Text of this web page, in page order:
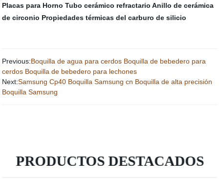
Placas para Horno Tubo cerámico refractario Anillo de cerámica
de circonio Propiedades térmicas del carburo de silicio
Previous:Boquilla de agua para cerdos Boquilla de bebedero para
cerdos Boquilla de bebedero para lechones
Next:Samsung Cp40 Boquilla Samsung cn Boquilla de alta precisión
Boquilla Samsung
PRODUCTOS DESTACADOS